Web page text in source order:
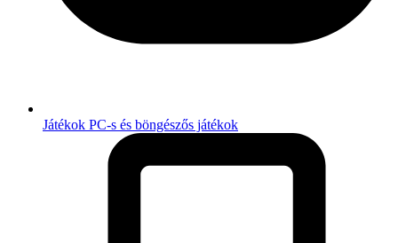
Játékok PC-s és böngészős játékok